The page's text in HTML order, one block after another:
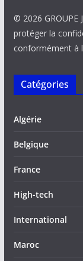
© 2026 GROUPE
protéger la
conformément à
Catégories
Algérie
Belgique
France
High-tech
International
Maroc